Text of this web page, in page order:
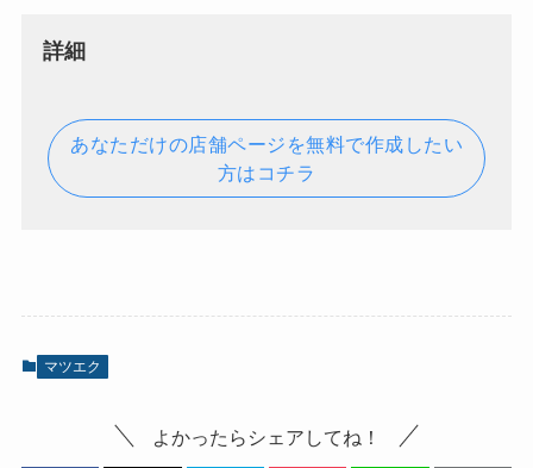
詳細
あなただけの店舗ページを無料で作成したい
方はコチラ
マツエク
よかったらシェアしてね！